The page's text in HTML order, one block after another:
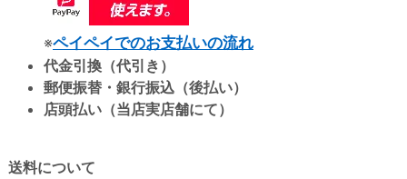
※ペイペイでのお支払いの流れ
代金引換（代引き）
郵便振替・銀行振込（後払い）
店頭払い（当店実店舗にて）
送料について